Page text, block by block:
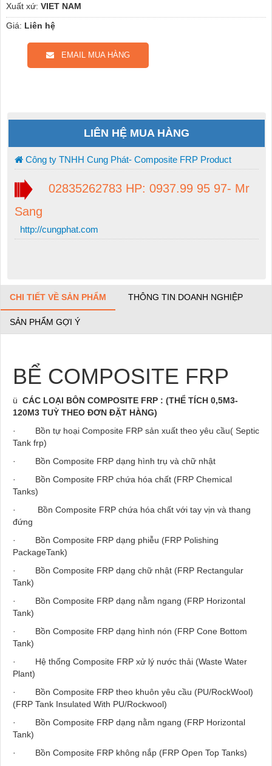
Xuất xứ: VIET NAM
Giá: Liên hệ
EMAIL MUA HÀNG
LIÊN HỆ MUA HÀNG
Công ty TNHH Cung Phát- Composite FRP Product
02835262783 HP: 0937.99 95 97- Mr
Sang
http://cungphat.com
CHI TIẾT VỀ SẢN PHẨM THÔNG TIN DOANH NGHIỆP
SẢN PHẨM GỢI Ý
BỂ COMPOSITE FRP
ü CÁC LOẠI BÔN COMPOSITE FRP : (THỂ TÍCH 0,5M3-
120M3 TUỲ THEO ĐƠN ĐẶT HÀNG)
·
Bồn tự hoại Composite FRP sản xuất theo yêu cầu( Septic
Tank frp)
·
Bồn Composite FRP dạng hình trụ và chữ nhật
·
Bồn Composite FRP chứa hóa chất (FRP Chemical
Tanks)
·
Bồn Composite FRP chứa hóa chất với tay vịn và thang
đứng
·
Bồn Composite FRP dạng phiễu (FRP Polishing
PackageTank)
·
Bồn Composite FRP dạng chữ nhật (FRP Rectangular
Tank)
·
Bồn Composite FRP dạng nằm ngang (FRP Horizontal
Tank)
·
Bồn Composite FRP dạng hình nón (FRP Cone Bottom
Tank)
·
Hệ thống Composite FRP xử lý nước thải (Waste Water
Plant)
·
Bồn Composite FRP theo khuôn yêu cầu (PU/RockWool)
(FRP Tank Insulated With PU/Rockwool)
·
Bồn Composite FRP dạng nằm ngang (FRP Horizontal
Tank)
·
Bồn Composite FRP không nắp (FRP Open Top Tanks)